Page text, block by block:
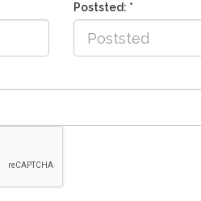
Poststed: *